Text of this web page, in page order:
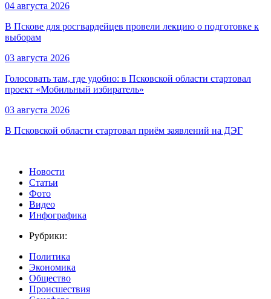
04 августа 2026
В Пскове для росгвардейцев провели лекцию о подготовке к
выборам
03 августа 2026
Голосовать там, где удобно: в Псковской области стартовал
проект «Мобильный избиратель»
03 августа 2026
В Псковской области стартовал приём заявлений на ДЭГ
Новости
Статьи
Фото
Видео
Инфографика
Рубрики:
Политика
Экономика
Общество
Происшествия